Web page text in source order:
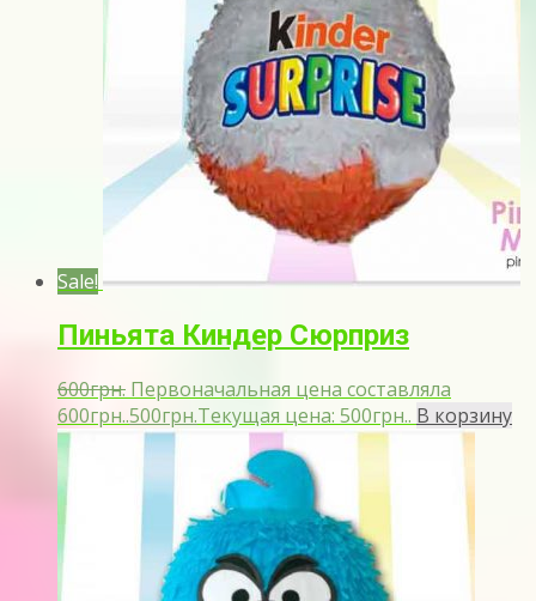
Sale!
Пиньята Киндер Сюрприз
600грн. Первоначальная цена составляла
600грн..500грн.Текущая цена: 500грн.. В корзину